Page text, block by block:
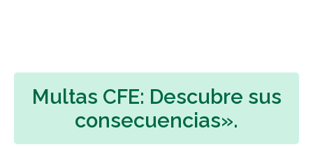
Multas CFE: Descubre sus
consecuencias».